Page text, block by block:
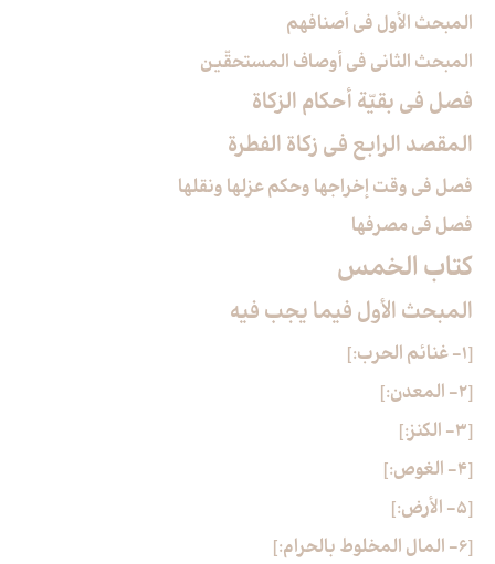
المبحث الأول في أصنافهم
المبحث الثاني في أوصاف المستحقّين
فصل في بقيّة أحكام الزكاة
المقصد الرابع في زكاة الفطرة
فصل في وقت إخراجها وحكم عزلها ونقلها
فصل في مصرفها
كتاب الخمس‏
المبحث الأول فيما يجب فيه‏
[1- غنائم الحرب:]
[2- المعدن:]
[3- الكنز:]
[4- الغوص:]
[5- الأرض:]
[6- المال المخلوط بالحرام:]